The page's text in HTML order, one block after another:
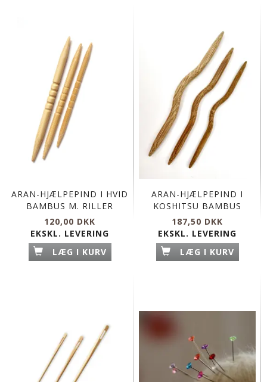
ARAN-HJÆLPEPIND I HVID
BAMBUS M. RILLER
120,00 DKK
EKSKL. LEVERING
LÆG I KURV
ARAN-HJÆLPEPIND I
KOSHITSU BAMBUS
187,50 DKK
EKSKL. LEVERING
LÆG I KURV